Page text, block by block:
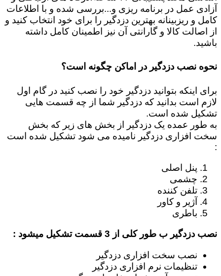
آزادی عمل در برنامه ریزی و...بررسی شده و با اطلاعات
کامل و ریزبینانه بهترین دزدگیر را برای خود انتخاب کنید و
از اصالت کالا و گارانتی آن نیز اطمینان کامل داشته
باشید.
نحوه نصب دزدگیر در اماکن چگونه است؟
برای اینکه بتوانید دزدگیر خود را نصب کنید در گام اول
لازم است بدانید که دزدگیر شما از چه قسمت هایی
تشکیل شده است.
به طور عمده یک دزدگیر از بخش های زیر که بخش
سخت افزاری دزدگیر نامیده می شود تشکیل شده است
:
پنل اصلی
چشمی
تلفن کننده
آژیر و کاور
باطری
نصب دزدگیر ب طور کلی از 3 قسمت تشکیل میشود :
نصب سخت افزاری دزدگیر
تنظیمات نرم افزاری دزدگیر